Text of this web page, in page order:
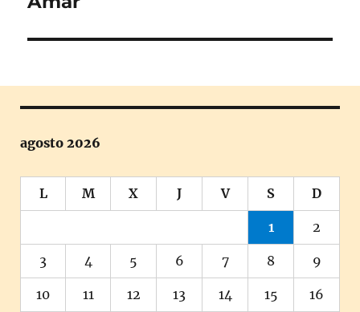
agosto 2026
L M X J V S D
1 2
3 4 5 6 7 8 9
10 11 12 13 14 15 16